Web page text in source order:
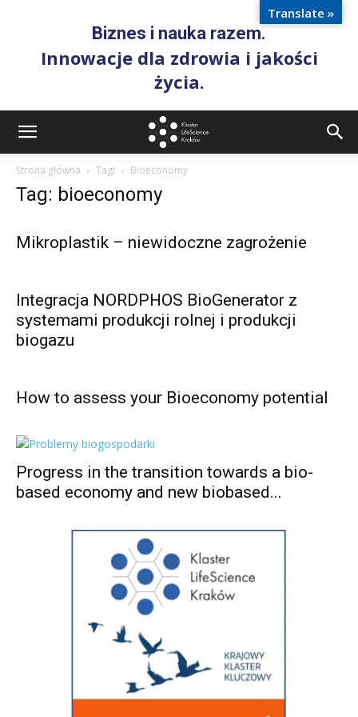
Biznes i nauka razem.
Innowacje dla zdrowia i jakości
życia.
Strona główna Tagi Bioeconomy
Tag: bioeconomy
Mikroplastik – niewidoczne zagrożenie
Integracja NORDPHOS BioGenerator z
systemami produkcji rolnej i produkcji
biogazu
How to assess your Bioeconomy potential
Progress in the transition towards a bio-
based economy and new biobased...
Translate »